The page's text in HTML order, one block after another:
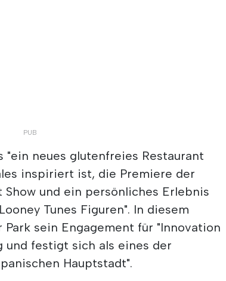
"ein neues glutenfreies Restaurant
inspiriert ist, die Premiere der
und ein persönliches Erlebnis
Tunes Figuren". In diesem
sein Engagement für "Innovation
und festigt sich als eines der
Hauptstadt".